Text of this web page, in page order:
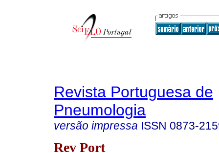
Revista Portuguesa de
Pneumologia
versão impressa ISSN 0873-
Rev Port